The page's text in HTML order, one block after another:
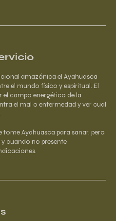
amazónica el Ayahuasca
el mundo físico y espiritual. El
el campo energético de la
el mal o enfermedad y ver cual
tome Ayahuasca para sanar, pero
y cuando no presente